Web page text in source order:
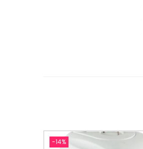
-14%